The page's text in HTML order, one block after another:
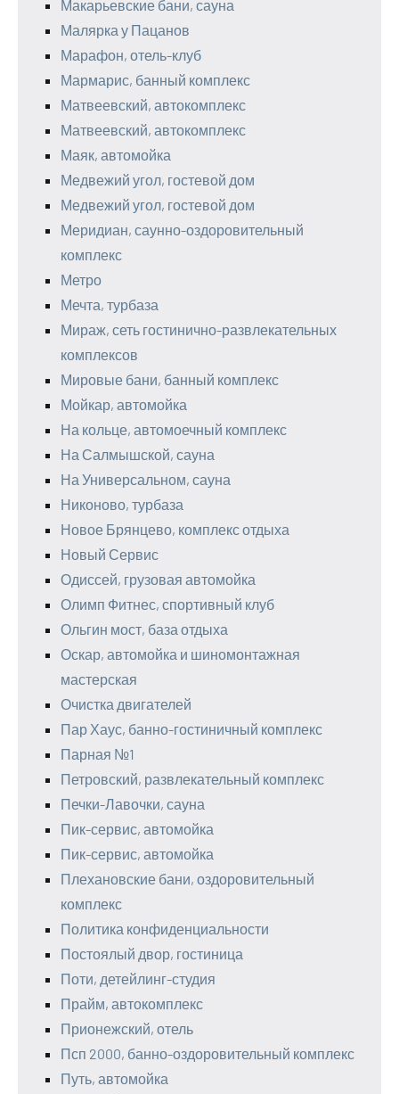
Макарьевские бани, сауна
Малярка у Пацанов
Марафон, отель-клуб
Мармарис, банный комплекс
Матвеевский, автокомплекс
Матвеевский, автокомплекс
Маяк, автомойка
Медвежий угол, гостевой дом
Медвежий угол, гостевой дом
Меридиан, саунно-оздоровительный
комплекс
Метро
Мечта, турбаза
Мираж, сеть гостинично-развлекательных
комплексов
Мировые бани, банный комплекс
Мойкар, автомойка
На кольце, автомоечный комплекс
На Салмышской, сауна
На Универсальном, сауна
Никоново, турбаза
Новое Брянцево, комплекс отдыха
Новый Сервис
Одиссей, грузовая автомойка
Олимп Фитнес, спортивный клуб
Ольгин мост, база отдыха
Оскар, автомойка и шиномонтажная
мастерская
Очистка двигателей
Пар Хаус, банно-гостиничный комплекс
Парная №1
Петровский, развлекательный комплекс
Печки-Лавочки, сауна
Пик-сервис, автомойка
Пик-сервис, автомойка
Плехановские бани, оздоровительный
комплекс
Политика конфиденциальности
Постоялый двор, гостиница
Поти, детейлинг-студия
Прайм, автокомплекс
Прионежский, отель
Псп 2000, банно-оздоровительный комплекс
Путь, автомойка